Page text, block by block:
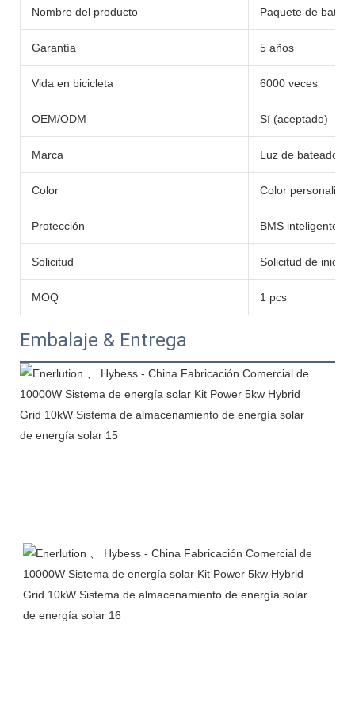
Nombre del producto Paquete de
Garantía 5 años
Vida en bicicleta 6000 veces
OEM/ODM Sí (aceptado)
Marca Luz de bateador
Color Color
Protección BMS inteligente
Solicitud Solicitud de inicio
MOQ 1 pcs
Embalaje & Entrega